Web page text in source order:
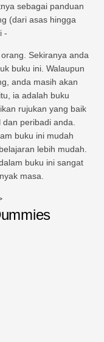
sebagai panduan
(dari asas hingga
-
Sekiranya anda
buku ini. Walaupun
anda masih akan
ia adalah buku
rujukan yang baik
peribadi anda.
buku ini mudah
lebih mudah.
buku ini sangat
masa.